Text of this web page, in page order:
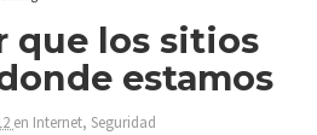
que los sitios
estamos
en Internet,Seguridad